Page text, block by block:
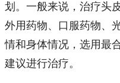
划。一般来说，治疗头
外用药物、口服药物、
情和身体情况，选用最
建议进行治疗。